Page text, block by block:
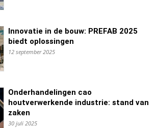
Innovatie in de bouw: PREFAB 2025
biedt oplossingen
12 september 2025
Onderhandelingen cao
houtverwerkende industrie: stand van
zaken
30 juli 2025